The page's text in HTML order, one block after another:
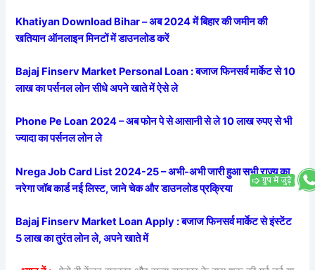
Khatiyan Download Bihar – अब 2024 में बिहार की जमीन की
खतियान ऑनलाइन मिनटों में डाउनलोड करें
Bajaj Finserv Market Personal Loan : बजाज फिनसर्व मार्केट से 10
लाख का पर्सनल लोन सीधे अपने खाते में ऐसे ले
Phone Pe Loan 2024 – अब फोन पे से आसानी से ले 10 लाख रुपए से भी
ज्यादा का पर्सनल लोन ले
Nrega Job Card List 2024-25 – अभी-अभी जारी हुआ सभी राज्य का
नरेगा जॉब कार्ड नई लिस्ट, जाने चेक और डाउनलोड प्रक्रिया
Bajaj Finserv Market Loan Apply : बजाज फिनसर्व मार्केट से इंस्टेंट
5 लाख का तुरंत लोन ले, अपने खाते में